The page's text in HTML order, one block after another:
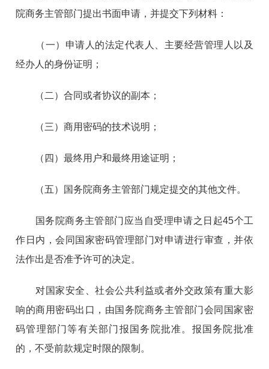
院商务主管部门提出书面申请，并提交下列材料：
（一）申请人的法定代表人、主要经营管理人以及
经办人的身份证明；
（二）合同或者协议的副本；
（三）商用密码的技术说明；
（四）最终用户和最终用途证明；
（五）国务院商务主管部门规定提交的其他文件。
国务院商务主管部门应当自受理申请之日起45个工
作日内，会同国家密码管理部门对申请进行审查，并依
法作出是否准予许可的决定。
对国家安全、社会公共利益或者外交政策有重大影
响的商用密码出口，由国务院商务主管部门会同国家密
码管理部门等有关部门报国务院批准。报国务院批准
的，不受前款规定时限的限制。